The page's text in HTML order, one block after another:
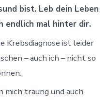
bist. Leb dein Leben
endlich mal hinter dir.
Krebsdiagnose ist leider
– auch ich – nicht so
mich traurig und auch